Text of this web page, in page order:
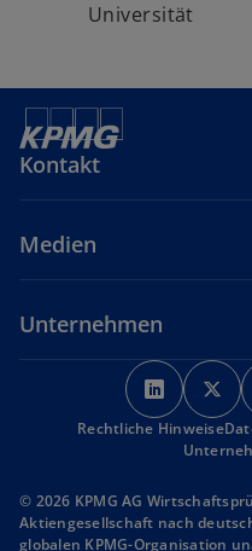
Universität
Kontakt
Medien
Unternehmen
w
i
r
d
n
i
r
d
n
Rechtliche Hinweise
© 2026 KPMG AG
Aktiengesellschaft nach
globalen KPMG-Organisation